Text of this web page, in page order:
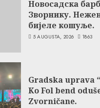
Новосадска
Зворнику.
бијеле кошуље.
5 AUGUSTA, 2026 1863
Gradska uprava
Ko Fol bend
Zvorničane.